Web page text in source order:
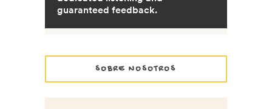
SOBRE NOSOTROS